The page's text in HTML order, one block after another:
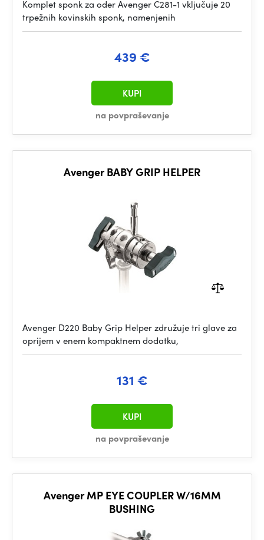
Komplet sponk za oder Avenger C281-1 vključuje 20
trpežnih kovinskih sponk, namenjenih
439 €
na povpraševanje
KUPI
Avenger BABY GRIP HELPER
Avenger D220 Baby Grip Helper združuje tri glave za
oprijem v enem kompaktnem dodatku,
131 €
na povpraševanje
KUPI
Avenger MP EYE COUPLER W/16MM
BUSHING